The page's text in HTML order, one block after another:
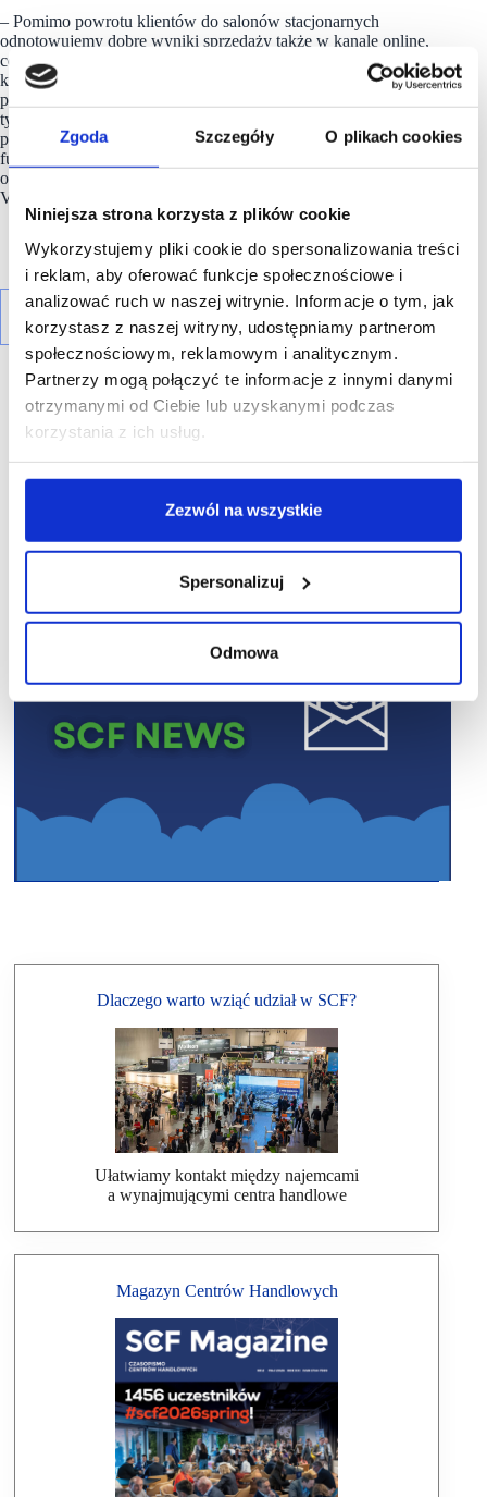
Zgoda Szczegóły O plikach cookies
Niniejsza strona korzysta z plików cookie
Wykorzystujemy pliki cookie do spersonalizowania treści
i reklam, aby oferować funkcje społecznościowe i
analizować ruch w naszej witrynie. Informacje o tym, jak
korzystasz z naszej witryny, udostępniamy partnerom
społecznościowym, reklamowym i analitycznym.
Partnerzy mogą połączyć te informacje z innymi danymi
otrzymanymi od Ciebie lub uzyskanymi podczas
korzystania z ich usług.
Zezwól na wszystkie
Spersonalizuj
Odmowa
– Pomimo powrotu klientów do salonów stacjonarnych
odnotowujemy dobre wyniki sprzedaży także w kanale online,
co ma związek z trwającym sezonem wyprzedaży. Trzeci
kwartał tego roku rozpoczęliśmy zadowalająco. Mamy mocną
pozycję płynnościową i ostatnie dobre miesiące
tylko wzmacniają tę pozycję. Jesteśmy dobrze przygotowani
pod kątem finansowym, jak i operacyjnym na kolejne tygodnie
funkcjonowania salonów stacjonarnych i sprzedaży w kanale
online – mówi Michał Zimnicki, wiceprezes zarządu i CFO
VRG.
R E K L A M A
Dlaczego warto wziąć udział w SCF?
Ułatwiamy kontakt między najemcami
a wynajmującymi centra handlowe
Magazyn Centrów Handlowych